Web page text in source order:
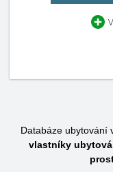
Databáze ubytování
vlastníky